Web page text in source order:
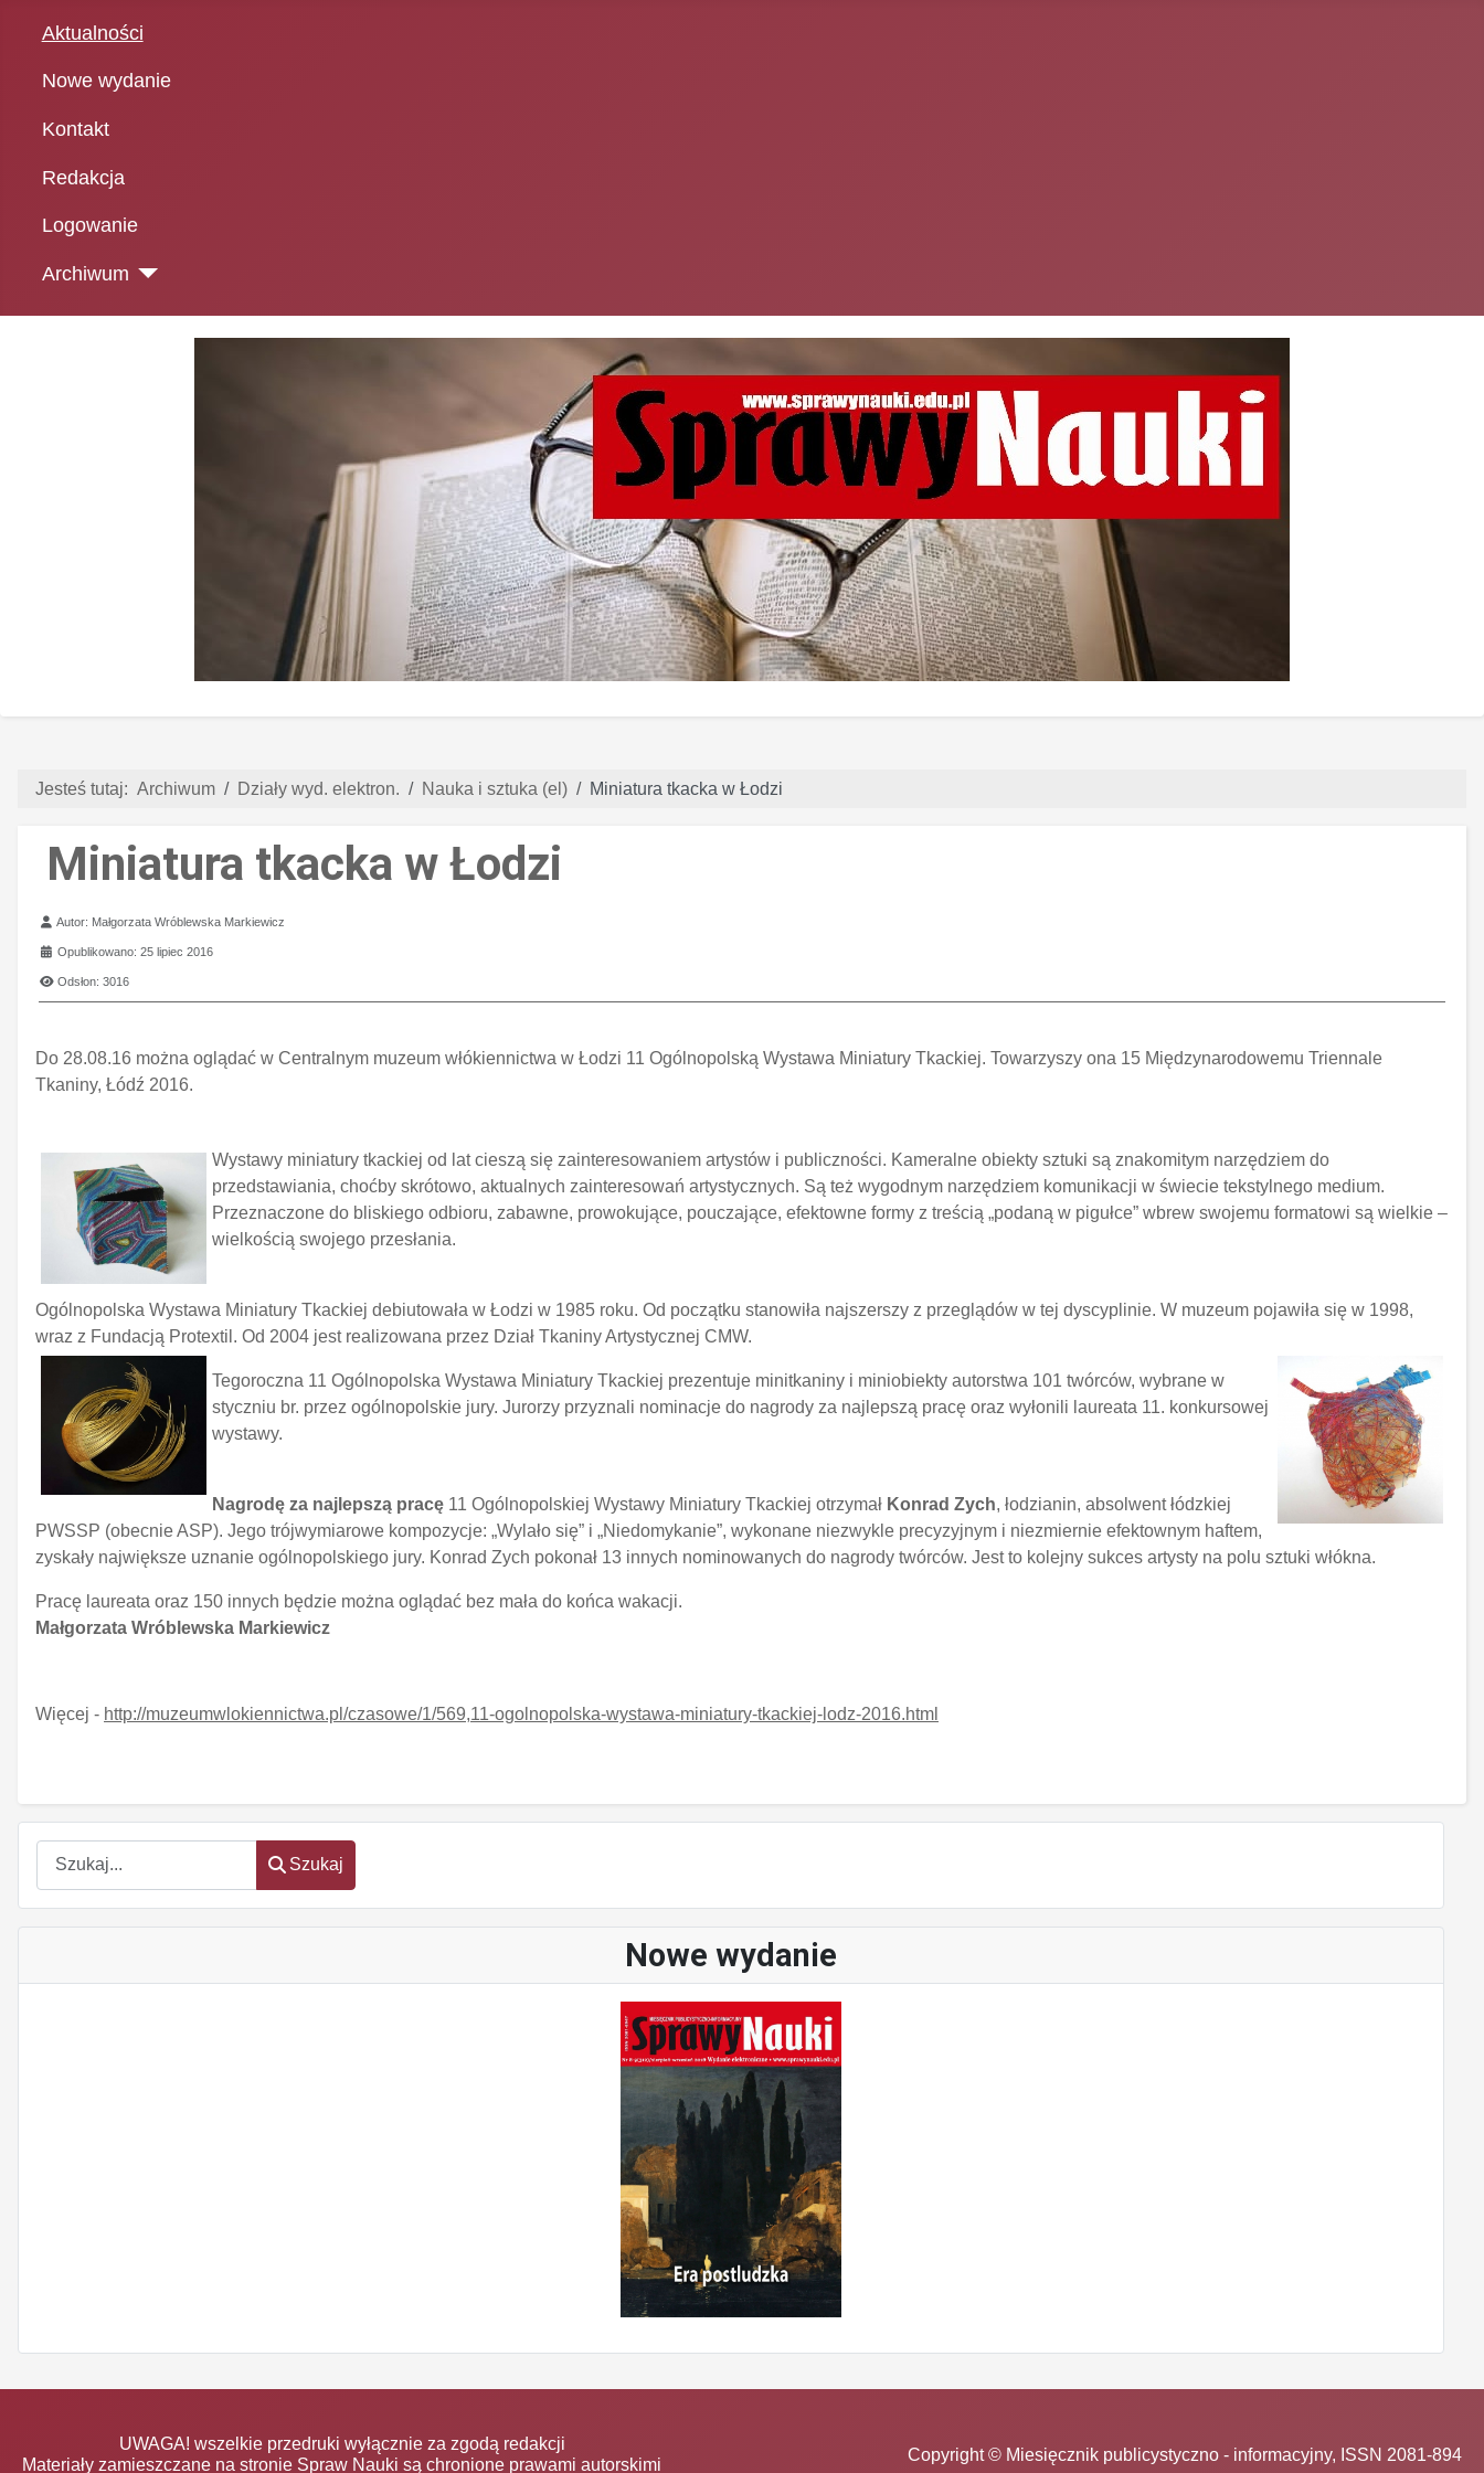
Aktualności
Nowe wydanie
Kontakt
Redakcja
Logowanie
Archiwum
Szukaj
Szukaj
Nowe wydanie
Jesteś tutaj: Archiwum Działy wyd. elektron. Nauka i sztuka (el) Miniatura tkacka w Łodzi
Miniatura tkacka w Łodzi
Szczegóły
Autor: Małgorzata Wróblewska Markiewicz
Opublikowano: 25 lipiec 2016
Odsłon: 3016
Do 28.08.16 można oglądać w Centralnym muzeum włókiennictwa w Łodzi 11 Ogólnopolską Wystawa Miniatury Tkackiej. Towarzyszy ona 15 Międzynarodowemu Triennale
Tkaniny, Łódź 2016.
Wystawy miniatury tkackiej od lat cieszą się zainteresowaniem artystów i publiczności. Kameralne obiekty sztuki są znakomitym narzędziem do
przedstawiania, choćby skrótowo, aktualnych zainteresowań artystycznych. Są też wygodnym narzędziem komunikacji w świecie tekstylnego medium.
Przeznaczone do bliskiego odbioru, zabawne, prowokujące, pouczające, efektowne formy z treścią „podaną w pigułce” wbrew swojemu formatowi są wielkie –
wielkością swojego przesłania.
Ogólnopolska Wystawa Miniatury Tkackiej debiutowała w Łodzi w 1985 roku. Od początku stanowiła najszerszy z przeglądów w tej dyscyplinie. W muzeum pojawiła się w 1998,
wraz z Fundacją Protextil. Od 2004 jest realizowana przez Dział Tkaniny Artystycznej CMW.
Tegoroczna 11 Ogólnopolska Wystawa Miniatury Tkackiej prezentuje minitkaniny i miniobiekty autorstwa 101 twórców, wybrane w
styczniu br. przez ogólnopolskie jury. Jurorzy przyznali nominacje do nagrody za najlepszą pracę oraz wyłonili laureata 11. konkursowej
wystawy.
Nagrodę za najlepszą pracę 11 Ogólnopolskiej Wystawy Miniatury Tkackiej otrzymał Konrad Zych, łodzianin, absolwent łódzkiej
PWSSP (obecnie ASP). Jego trójwymiarowe kompozycje: „Wylało się” i „Niedomykanie”, wykonane niezwykle precyzyjnym i niezmiernie efektownym haftem,
zyskały największe uznanie ogólnopolskiego jury. Konrad Zych pokonał 13 innych nominowanych do nagrody twórców. Jest to kolejny sukces artysty na polu sztuki włókna.
Pracę laureata oraz 150 innych będzie można oglądać bez mała do końca wakacji.
Małgorzata Wróblewska Markiewicz
Więcej - http://muzeumwlokiennictwa.pl/czasowe/1/569,11-ogolnopolska-wystawa-miniatury-tkackiej-lodz-2016.html
UWAGA! wszelkie przedruki wyłącznie za zgodą redakcji
Materiały zamieszczane na stronie Spraw Nauki są chronione prawami autorskimi
Copyright © Miesięcznik publicystyczno - informacyjny, ISSN 2081-894